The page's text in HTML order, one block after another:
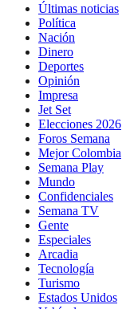
Últimas noticias
Política
Nación
Dinero
Deportes
Opinión
Impresa
Jet Set
Elecciones 2026
Foros Semana
Mejor Colombia
Semana Play
Mundo
Confidenciales
Semana TV
Gente
Especiales
Arcadia
Tecnología
Turismo
Estados Unidos